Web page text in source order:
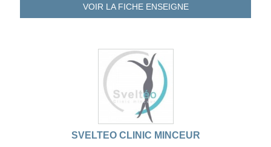
VOIR LA FICHEENSEIGNE
SVELTEO CLINIC MINCEUR